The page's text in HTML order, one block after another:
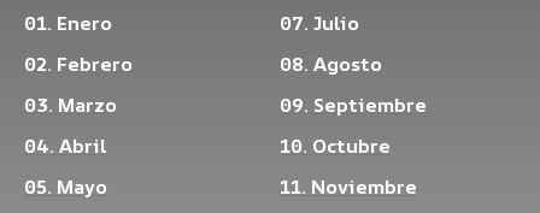
01. Enero
02. Febrero
03. Marzo
04. Abril
05. Mayo
07. Julio
08. Agosto
09. Septiembre
10. Octubre
11. Noviembre